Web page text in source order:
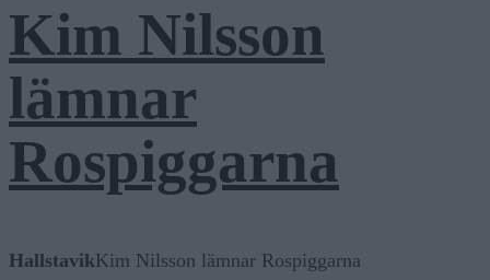
Kim Nilsson
lämnar
Rospiggarna
HallstavikKim Nilsson lämnar Rospiggarna